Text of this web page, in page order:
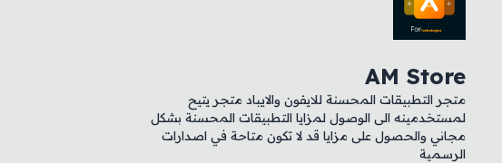
AM Store
متجر التطبيقات المحسنة للايفون والايباد متجر يتيح
لمستخدمينه الى الوصول لمزايا التطبيقات المحسنة بشكل
مجاني والحصول على مزايا قد لا تكون متاحة في اصدارات
الرسمية